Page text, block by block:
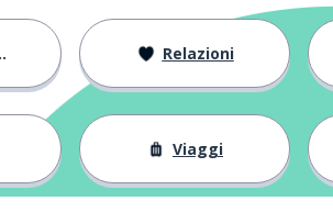
Relazioni
Viaggi